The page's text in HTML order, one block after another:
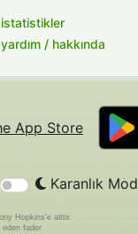
istatistikler
yardım / hakkında
Karanlık Mod
Hopkins'e aittir.
eden fader